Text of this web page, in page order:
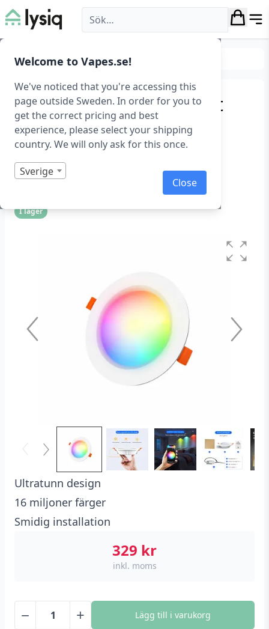
Welcome to Vapes.se!
We've noticed that you're accessing this
page outside Sweden. In order for you to
get the correct pricing and best
experience, please select your shipping
country. We will only ask for this once.
Sverige
Close
Lysiq
Belysning Downlight
Ultratunn 6 W downlight
lampa från Gledopto
Gledopto Ultra Flat Led Downlight Pro, 6 W,
RGB+WW+CW, Zigbee
Art.nr: 1391
Betygsatt
1
0I lager
Ultratunn design
16 miljoner färger
Smidig installation
329 kr
inkl. moms
−
Gledopto + Lägg till i varukorg